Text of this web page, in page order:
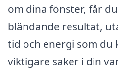
om dina fönster, får
bländande resultat,
tid och energi som du
viktigare saker i din